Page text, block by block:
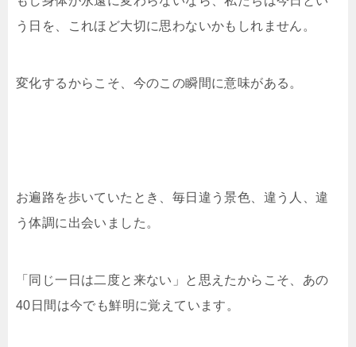
う日を、これほど大切に思わないかもしれません。
変化するからこそ、今のこの瞬間に意味がある。
お遍路を歩いていたとき、毎日違う景色、違う人、違
う体調に出会いました。
「同じ一日は二度と来ない」と思えたからこそ、あの
40日間は今でも鮮明に覚えています。